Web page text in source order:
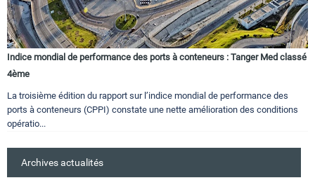
Indice mondial de performance des ports à conteneurs : Tanger Med classé
4ème
La troisième édition du rapport sur l’indice mondial de performance des
ports à conteneurs (CPPI) constate une nette amélioration des conditions
opératio...
Archives actualités